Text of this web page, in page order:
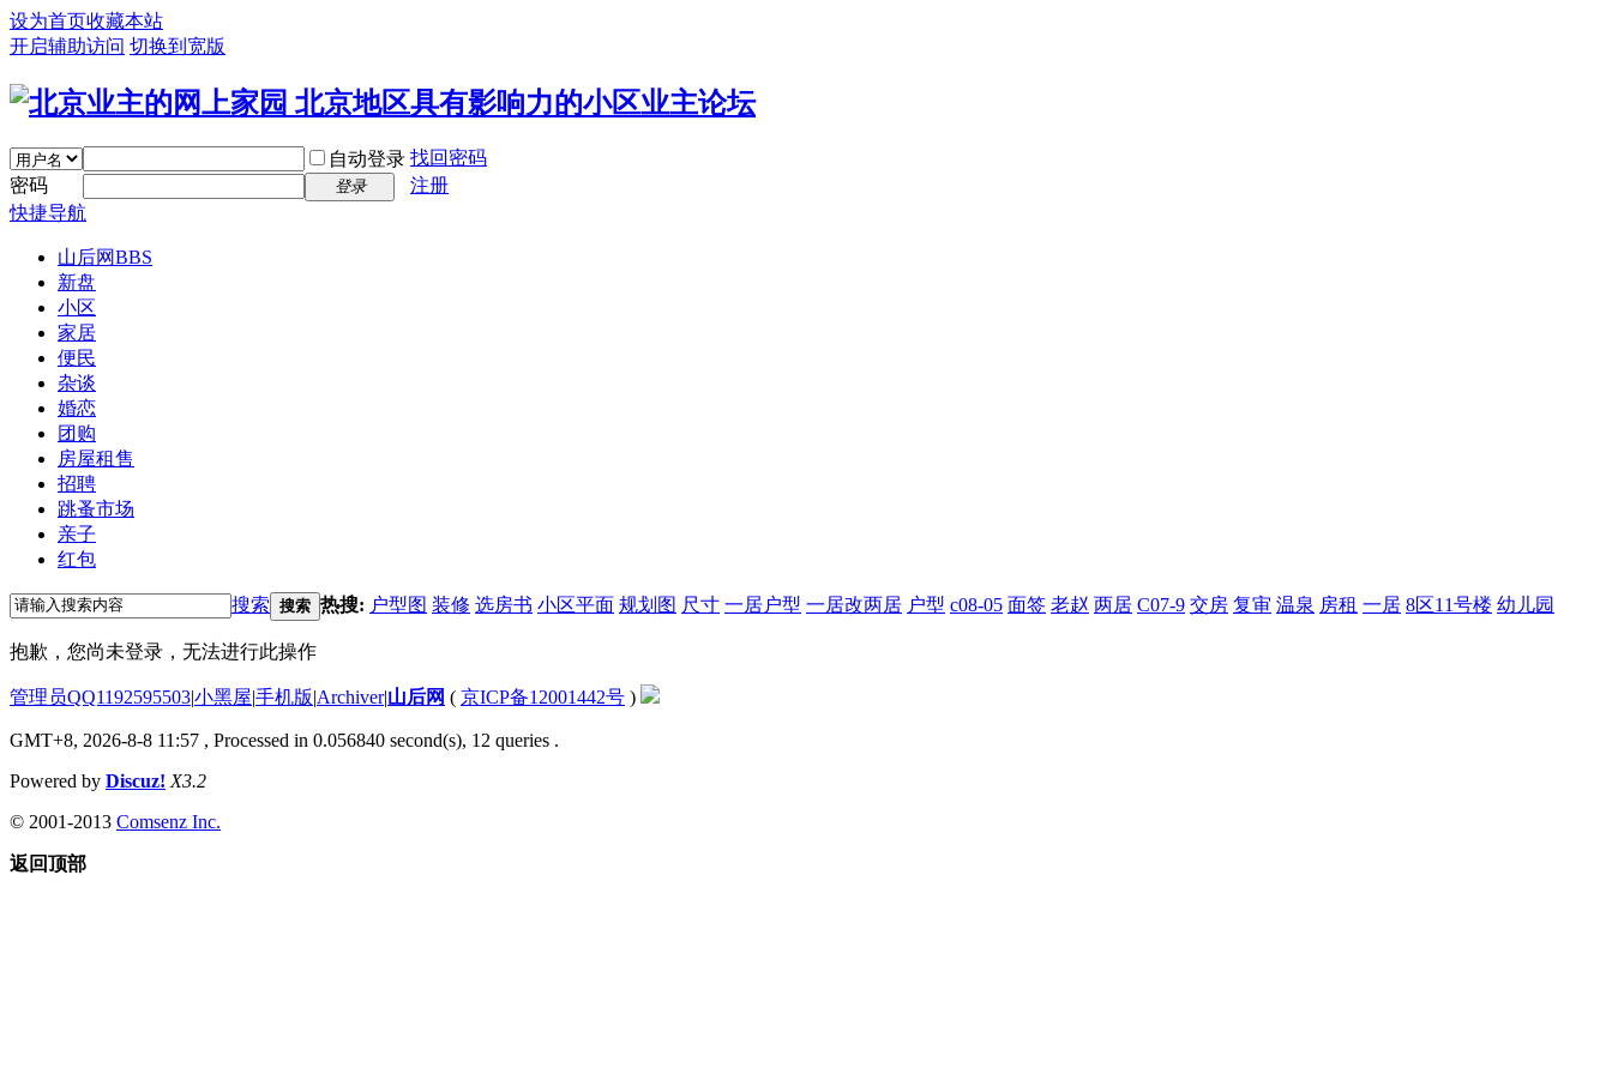
设为首页收藏本站
开启辅助访问 切换到宽版
自动登录 找回密码
密码
登录
注册
快捷导航
山后网BBS
新盘
小区
家居
便民
杂谈
婚恋
团购
房屋租售
招聘
跳蚤市场
亲子
红包
搜索 搜索 热搜: 户型图 装修 选房书 小区平面 规划图 尺寸 一居户型 一居改两居 户型 c08-05 面签 老赵 两居 C07-9 交房 复审 温泉 房租 一居 8区11号楼 幼儿园
抱歉，您尚未登录，无法进行此操作
管理员QQ1192595503|小黑屋|手机版|Archiver|山后网 ( 京ICP备12001442号 )
GMT+8, 2026-8-8 11:57 , Processed in 0.056840 second(s), 12 queries .
Powered by Discuz! X3.2
© 2001-2013 Comsenz Inc.
返回顶部